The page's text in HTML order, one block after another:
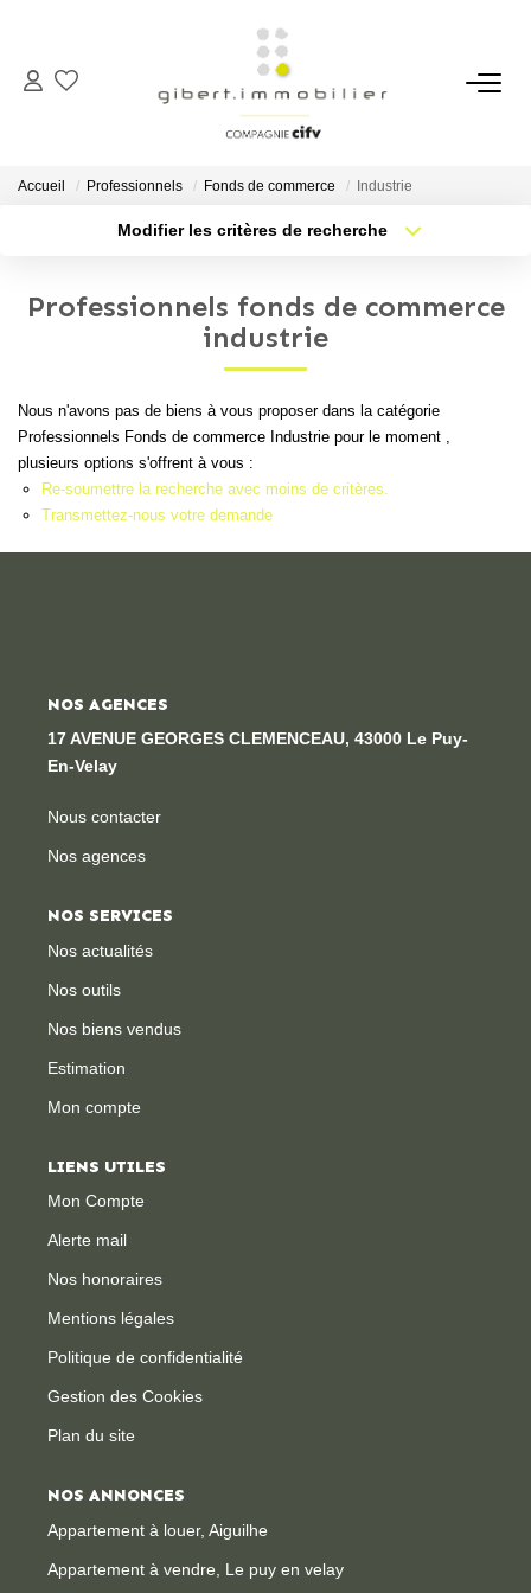
ACHETER
Maisons
Parkings
Immeubles
Terrains
LOUER
Appartements
Locaux Professionnels
Accueil Professionnels Fonds de commerce Industrie
Modifier les critères de recherche
Type de bien
Nb pièces min.
Créer une alerte
Professionnels fonds de commerce
industrie
Nous n'avons pas de biens à vous proposer dans la catégorie
Professionnels Fonds de commerce Industrie pour le moment ,
plusieurs options s'offrent à vous :
Re-soumettre la recherche avec moins de critères.
Transmettez-nous votre demande
NOS AGENCES
17 AVENUE GEORGES CLEMENCEAU, 43000 Le Puy-
En-Velay
Nous contacter
Nos agences
NOS SERVICES
Nos actualités
Nos outils
Nos biens vendus
Estimation
Mon compte
LIENS UTILES
Mon Compte
Alerte mail
Nos honoraires
Mentions légales
Politique de confidentialité
Gestion des Cookies
Plan du site
NOS ANNONCES
Appartement à louer, Aiguilhe
Appartement à vendre, Le puy en velay